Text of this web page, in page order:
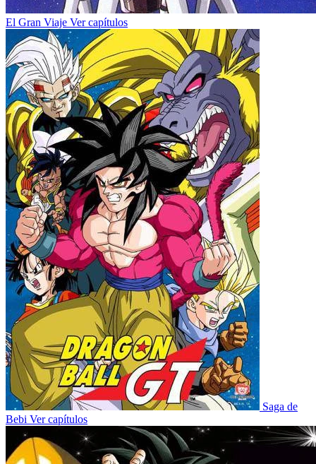
El Gran Viaje Ver capítulos
Saga de
Bebi Ver capítulos